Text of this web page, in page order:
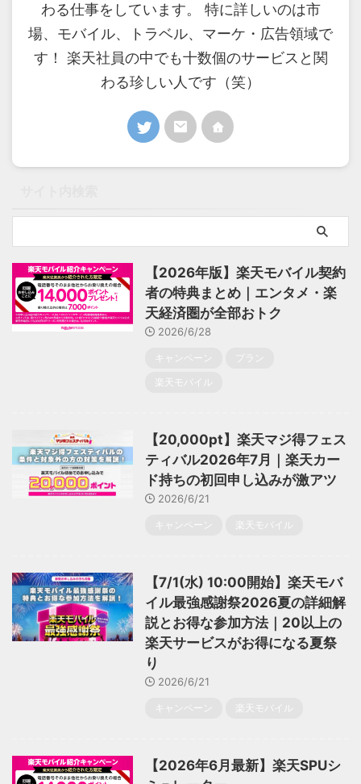
わる仕事をしています。 特に詳しいのは市
場、モバイル、トラベル、マーケ・広告領域で
す！ 楽天社員の中でも十数個のサービスと関
わる珍しい人です（笑）
【2026年版】楽天モバイル契約
者の特典まとめ｜エンタメ・楽
天経済圏が全部おトク
2026/6/28
キャンペーン
プラン
楽天モバイル
【20,000pt】楽天マジ得フェス
ティバル2026年7月｜楽天カー
ド持ちの初回申し込みが激アツ
2026/6/21
キャンペーン 楽天モバイル
【7/1(水) 10:00開始】楽天モバ
イル最強感謝祭2026夏の詳細解
説とお得な参加方法｜20以上の
楽天サービスがお得になる夏祭
り
2026/6/21
キャンペーン 楽天モバイル
【2026年6月最新】楽天SPUシ